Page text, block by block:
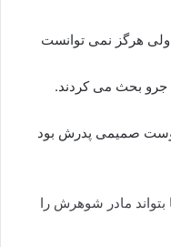
هرگز نمی توانست
جرو بحث می کردند.
صمیمی پدرش بود
بتواند مادر شوهرش را